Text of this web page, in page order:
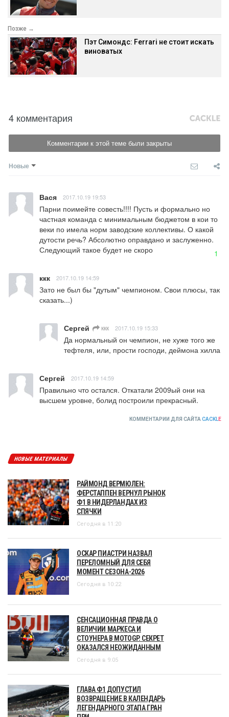
Позже →
Пэт Симондс: Ferrari не стоит искать
виноватых
4 комментария
Комментарии к этой теме были закрыты
Новые
Вася 2017.10.19 19:53
Парни поимейте совесть!!!! Пусть и формально но
частная команда с минимальным бюджетом в кои то
веки по имела норм заводские коллективы. О какой
дутости речь? Абсолютно оправдано и заслуженно.
Следующий такое будет не скоро
1
ккк 2017.10.19 14:59
Зато не был бы "дутым" чемпионом. Свои плюсы, так
сказать...)
Сергей ккк 2017.10.19 15:33
Да нормальный он чемпион, не хуже того же
тефтеля, или, прости господи, деймона хилла
Сергей 2017.10.19 14:59
Правильно что остался. Откатали 2009ый они на
высшем уровне, болид построили прекрасный.
КОММЕНТАРИИ ДЛЯ САЙТА CACKLE
НОВЫЕ МАТЕРИАЛЫ
РАЙМОНД ВЕРМЮЛЕН:
ФЕРСТАППЕН ВЕРНУЛ РЫНОК
Ф1 В НИДЕРЛАНДАХ ИЗ
СПЯЧКИ
Сегодня в 11:20
ОСКАР ПИАСТРИ НАЗВАЛ
ПЕРЕЛОМНЫЙ ДЛЯ СЕБЯ
МОМЕНТ СЕЗОНА-2026
Сегодня в 10:22
СЕНСАЦИОННАЯ ПРАВДА О
ВЕЛИЧИИ МАРКЕСА И
СТОУНЕРА В MOTOGP. СЕКРЕТ
ОКАЗАЛСЯ НЕОЖИДАННЫМ
Сегодня в 9:05
ГЛАВА Ф1 ДОПУСТИЛ
ВОЗВРАЩЕНИЕ В КАЛЕНДАРЬ
ЛЕГЕНДАРНОГО ЭТАПА ГРАН